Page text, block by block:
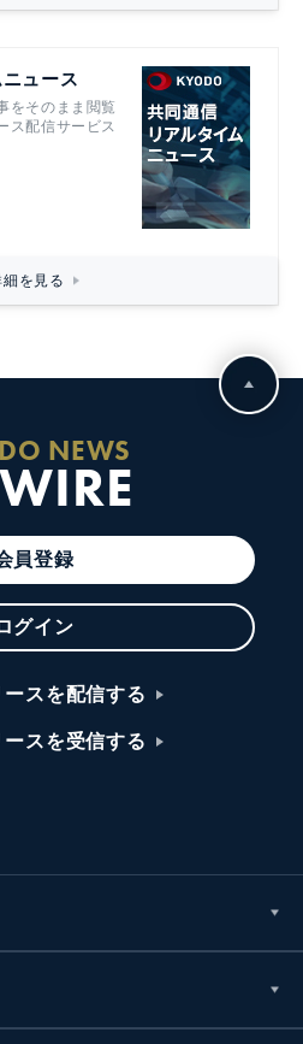
ュース
をそのまま閲覧
ス配信サービス
細を見る
NEWS
員登録
グイン
スを配信する
スを受信する